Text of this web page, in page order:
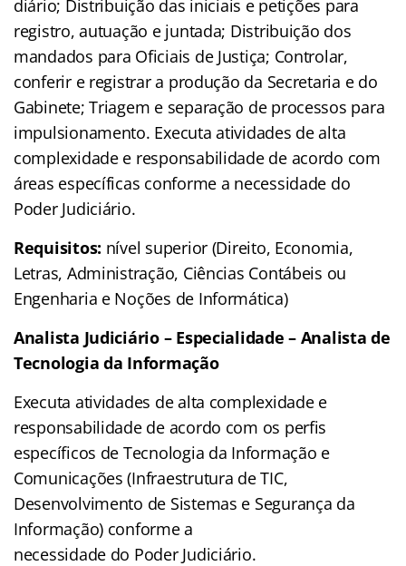
diário; Distribuição das iniciais e petições para
registro, autuação e juntada; Distribuição dos
mandados para Oficiais de Justiça; Controlar,
conferir e registrar a produção da Secretaria e do
Gabinete; Triagem e separação de processos para
impulsionamento. Executa atividades de alta
complexidade e responsabilidade de acordo com
áreas específicas conforme a necessidade do
Poder Judiciário.
Requisitos: nível superior (Direito, Economia,
Letras, Administração, Ciências Contábeis ou
Engenharia e Noções de Informática)
Analista Judiciário – Especialidade – Analista de
Tecnologia da Informação
Executa atividades de alta complexidade e
responsabilidade de acordo com os perfis
específicos de Tecnologia da Informação e
Comunicações (Infraestrutura de TIC,
Desenvolvimento de Sistemas e Segurança da
Informação) conforme a
necessidade do Poder Judiciário.